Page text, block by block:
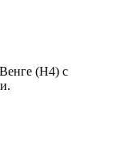
(Н4) с